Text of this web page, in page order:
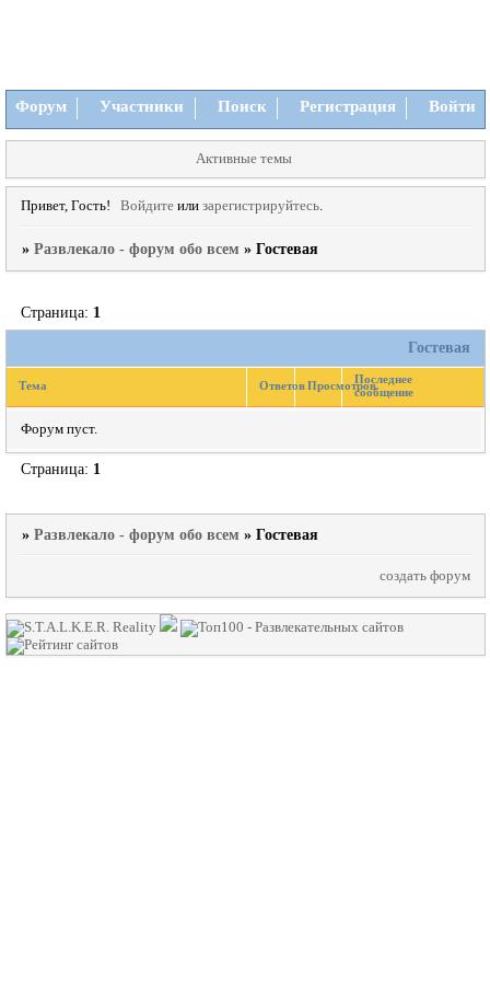
Форум Участники Поиск Регистрация Войти
Активные темы
Привет, Гость! Войдитеили зарегистрируйтесь.
» Развлекало - форум обо всем » Гостевая
Гостевая
Страница: 1
Тема ОтветовПросмотровПоследнее
сообщение
Форум пуст.
Страница: 1
» Развлекало - форум обо всем » Гостевая
создать форум